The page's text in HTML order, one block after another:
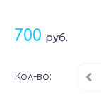
700 руб.
Кол-во: